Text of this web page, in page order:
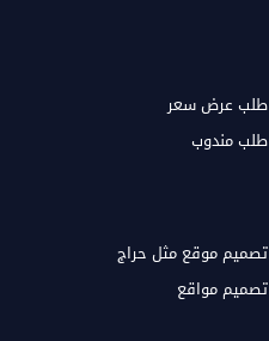
طلب عرض سعر
طلب مندوب
تصميم موقع مثل حراج
تصميم مواقع